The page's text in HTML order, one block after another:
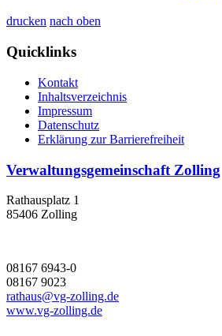
drucken nach oben
Quicklinks
Kontakt
Inhaltsverzeichnis
Impressum
Datenschutz
Erklärung zur Barrierefreiheit
Verwaltungsgemeinschaft Zolling
Rathausplatz 1
85406 Zolling
08167 6943-0
08167 9023
rathaus@vg-zolling.de
www.vg-zolling.de